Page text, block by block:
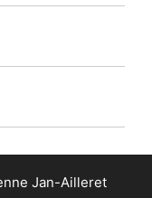
Jan-Ailleret